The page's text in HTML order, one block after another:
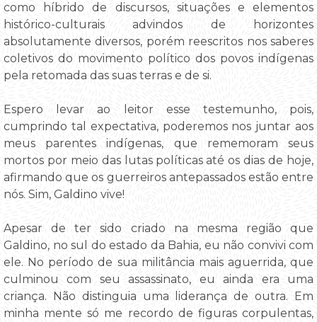
como híbrido de discursos, situações e elementos
histórico-culturais advindos de horizontes
absolutamente diversos, porém reescritos nos saberes
coletivos do movimento político dos povos indígenas
pela retomada das suas terras e de si.
Espero levar ao leitor esse testemunho, pois,
cumprindo tal expectativa, poderemos nos juntar aos
meus parentes indígenas, que rememoram seus
mortos por meio das lutas políticas até os dias de hoje,
afirmando que os guerreiros antepassados estão entre
nós. Sim, Galdino vive!
Apesar de ter sido criado na mesma região que
Galdino, no sul do estado da Bahia, eu não convivi com
ele. No período de sua militância mais aguerrida, que
culminou com seu assassinato, eu ainda era uma
criança. Não distinguia uma liderança de outra. Em
minha mente só me recordo de figuras corpulentas,